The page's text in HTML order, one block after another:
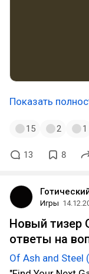
Показать
15 2 1
13 8
Игры
Новый тизер
ответы на
Of Ash and Steel